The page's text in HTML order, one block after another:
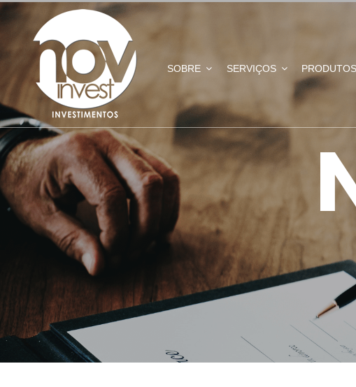
SOBRE SERVIÇOS PRODUTOS